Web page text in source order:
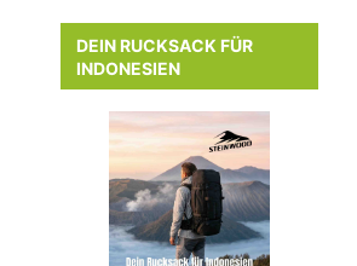
DEIN RUCKSACK FÜR
INDONESIEN